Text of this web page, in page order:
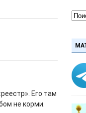
Его там
не корми.